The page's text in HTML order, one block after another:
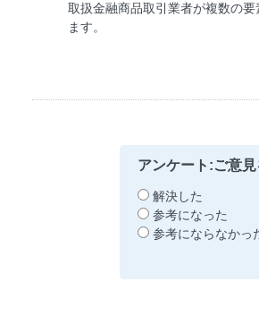
取扱金融商品取引業者が複数の
ます。
アンケート:ご意
解決した
参考になった
参考にならなかっ